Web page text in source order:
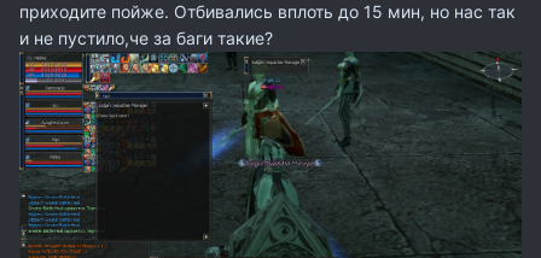
приходите пойже. Отбивались вплоть до 15 мин, но нас так
и не пустило,че за баги такие?